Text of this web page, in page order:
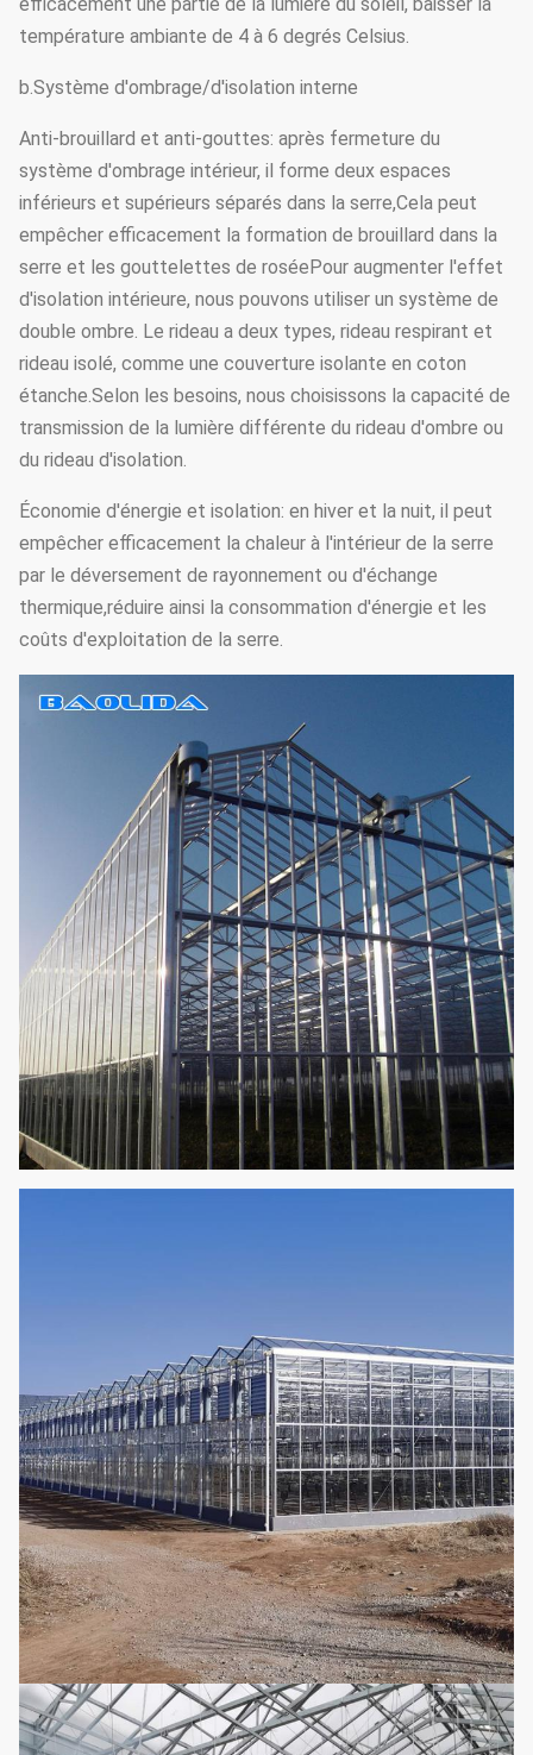
température ambiante de 4 à 6 degrés Celsius.
b.Système d'ombrage/d'isolation interne
Anti-brouillard et anti-gouttes: après fermeture du
système d'ombrage intérieur, il forme deux espaces
inférieurs et supérieurs séparés dans la serre,Cela peut
empêcher efficacement la formation de brouillard dans la
serre et les gouttelettes de roséePour augmenter l'effet
d'isolation intérieure, nous pouvons utiliser un système de
double ombre. Le rideau a deux types, rideau respirant et
rideau isolé, comme une couverture isolante en coton
étanche.Selon les besoins, nous choisissons la capacité de
transmission de la lumière différente du rideau d'ombre ou
du rideau d'isolation.
Économie d'énergie et isolation: en hiver et la nuit, il peut
empêcher efficacement la chaleur à l'intérieur de la serre
par le déversement de rayonnement ou d'échange
thermique,réduire ainsi la consommation d'énergie et les
coûts d'exploitation de la serre.